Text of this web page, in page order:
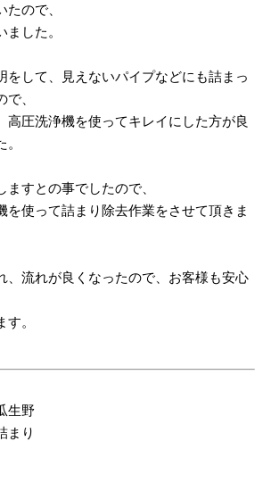
ので、
した。
をして、見えないパイプなどにも詰まっ
、
高圧洗浄機を使ってキレイにした方が良
ますとの事でしたので、
を使って詰まり除去作業をさせて頂きま
、流れが良くなったので、お客様も安心
。
生野
まり